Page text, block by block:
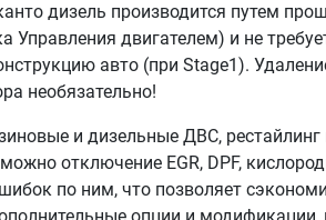
дизель производится путем
Управления двигателем) и не
авто (при Stage1).
необязательно!
и дизельные ДВС, рестайлинг
отключение EGR, DPF,
по ним, что позволяет